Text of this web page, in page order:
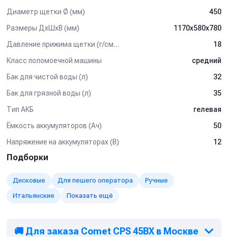
Диаметр щетки Ø (мм)
450
Размеры ДхШхВ (мм)
1170x580x780
Давление прижима щетки (г/см2)
18
Класс поломоечной машины
средний
Бак для чистой воды (л)
32
Бак для грязной воды (л)
35
Тип АКБ
гелевая
Ёмкость аккумуляторов (Ач)
50
Напряжение на аккумуляторах (В)
12
Подборки
Дисковые Для пешего оператора
Ручные
Итальянские
Показать ещё
🚚 Для заказа Comet CPS 45BX в Москве